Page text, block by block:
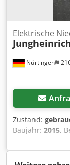
Nürtingen
Elektrische
Zustand:
Baujahr: 2015,
Kraftstofftyp:
1’320 mm ,